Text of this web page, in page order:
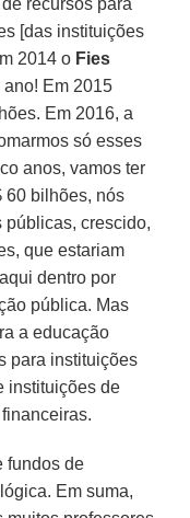
[das instituições
2014 o Fies
Em 2015
Em 2016, a
só esses
anos, vamos ter
60 bilhões, nós
crescido,
que estariam
dentro por
pública. Mas
a educação
para instituições
instituições de
fundos de
Em suma,